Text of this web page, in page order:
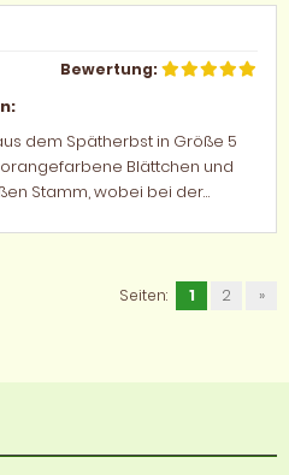
Bewertung:
dem Spätherbst in Größe 5
Blättchen und
Stamm, wobei bei der
Seiten: 1 2 »